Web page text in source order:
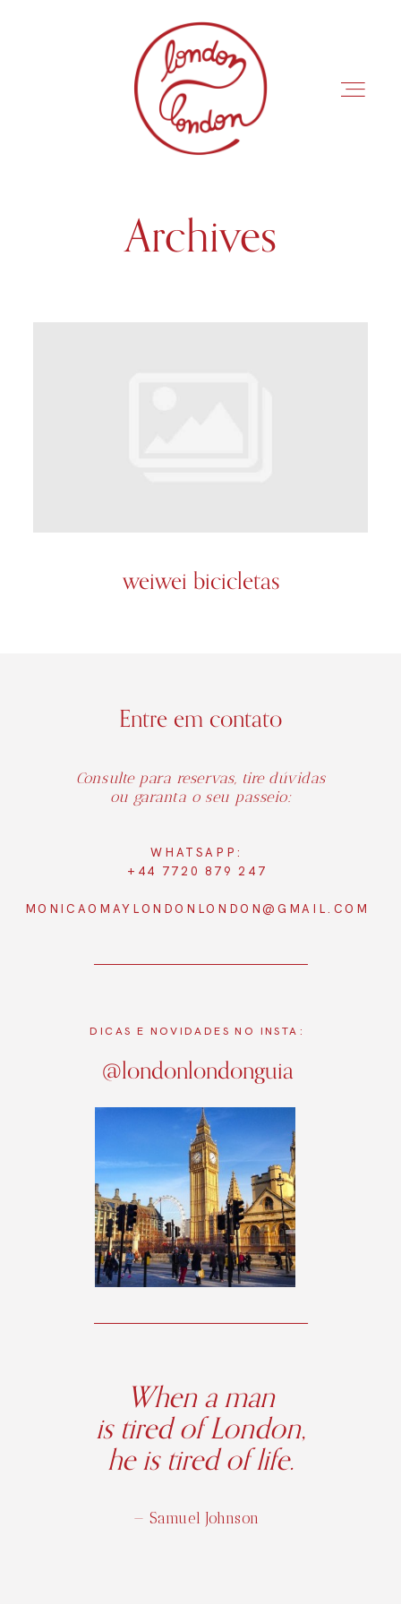
INÍCIO
Archives
weiwei bicicletas
DICAS E NOVIDADES NO INSTA:
When a man
is tired of London,
he is tired of life.
Entre em contato
@londonlondonguia
Consulte para reservas, tire dúvidas
ou garanta o seu passeio:
WHATSAPP:
+44 7720 879 247
MONICAOMAYLONDONLONDON@GMAIL.COM
— Samuel Johnson